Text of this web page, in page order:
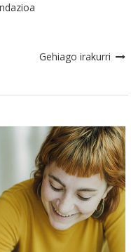
Gehiago irakurri